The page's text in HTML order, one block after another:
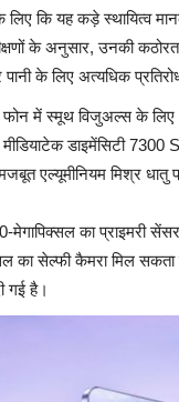
कि यह कड़े स्थायित्व
के अनुसार, उनकी
के लिए अत्यधिक
फोन में स्मूथ विजुअल्स के
डाइमेंसिटी 7300
एल्यूमीनियम मिश्र धातु
मेगापिक्सल का प्राइमरी
का सेल्फी कैमरा मिल
गई है।